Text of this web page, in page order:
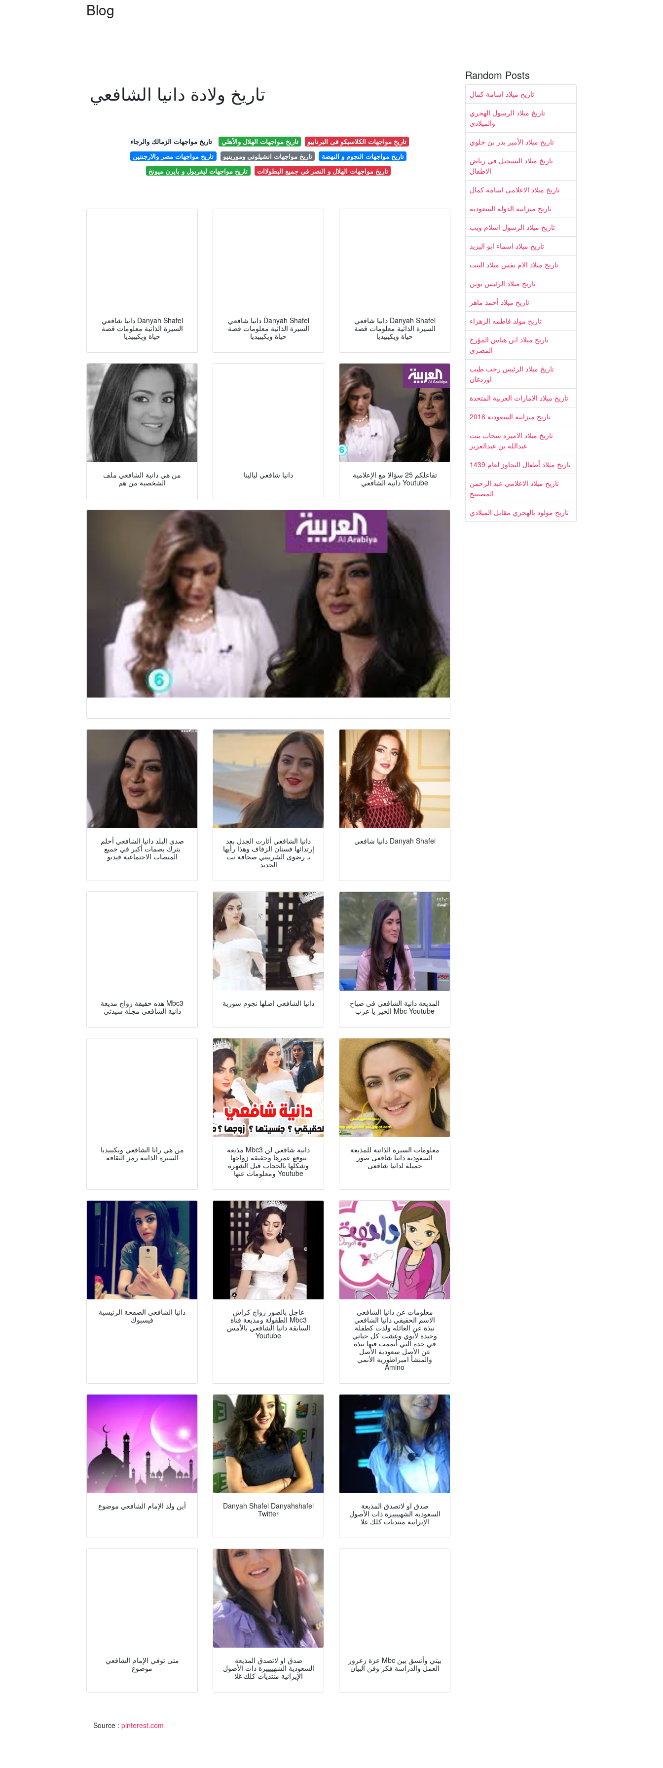
Blog
تاريخ ولادة دانيا الشافعي
تاريخ مواجهات الزمالك والرجاء تاريخ مواجهات الهلال والأهلي
تاريخ مواجهات الكلاسيكو فى البرنابيو
تاريخ مواجهات مصر والارجنتين
تاريخ مواجهات انشيلوتي ومورينيو
تاريخ مواجهات النجوم و النهضة
تاريخ مواجهات ليفربول و بايرن ميونخ
تاريخ مواجهات الهلال و النصر في جميع البطولاات
دانيا شافعي Danyah Shafei
السيرة الذاتية معلومات قصة
حياة ويكيبيديا
دانيا شافعي Danyah Shafei
السيرة الذاتية معلومات قصة
حياة ويكيبيديا
دانيا شافعي Danyah Shafei
السيرة الذاتية معلومات قصة
حياة ويكيبيديا
من هي دانية الشافعي ملف
الشخصية من هم
دانيا شافعي ليالينا
تفاعلكم 25 سؤالا مع الإعلامية
دانية الشافعي Youtube
صدى البلد دانيا الشافعي أحلم
بترك بصمات أكبر في جميع
المنصات الاجتماعية فيديو
دانيا الشافعي أثارت الجدل بعد
إرتدائها فستان الزفاف وهذا رأيها
بـ رضوى الشربيني صحافة نت
الجديد
دانيا شافعي Danyah Shafei
هذه حقيقة زواج مذيعة Mbc3
دانية الشافعي مجلة سيدتي
دانيا الشافعي اصلها نجوم سورية
المذيعة دانية الشافعي في صباح
الخير يا عرب Mbc Youtube
من هي رانا الشافعي ويكيبيديا
السيرة الذاتية رمز الثقافة
مذيعة Mbc3 دانية شافعي لن
تتوقع عمرها وحقيقة زواجها
وشكلها بالحجاب قبل الشهرة
ومعلومات عنها Youtube
معلومات السيرة الذاتية للمذيعة
السعودية دانيا شافعى صور
جميلة لدانيا شافعى
دانيا الشافعي الصفحة الرئيسية
فيسبوك
عاجل بالصور زواج كراش
الطفولة ومذيعة قناة Mbc3
السابقة دانيا الشافعي بالأمس
Youtube
معلومات عن دانيا الشافعي
الاسم الحقيقي دانيا الشافعي
نبذة عن العائله ولدت كطفلة
وحيدة لأبوي وعشت كل حياتي
في جدة التي أتممت فيها نبذة
عن الأصل سعودية الأصل
والمنشأ امبراطورية الأنمي
Amino
أين ولد الإمام الشافعي موضوع
Danyah Shafei Danyahshafei
Twitter
صدق او لاتصدق المذيعة
السعودية الشهييييرة ذات الأصول
الإيرانية منتديات كلك غلا
متى توفي الإمام الشافعي
موضوع
صدق او لاتصدق المذيعة
السعودية الشهييييرة ذات الأصول
الإيرانية منتديات كلك غلا
عزة زعرور Mbc بيتي وأنسق بين
العمل والدراسة فكر وفن البيان
Source : pinterest.com
Random Posts
تاريخ ميلاد اسامة كمال
تاريخ ميلاد الرسول الهجري
والميلادي
تاريخ ميلاد الأمير بدر بن جلوي
تاريخ ميلاد التسجيل في رياض
الاطفال
تاريخ ميلاد الاعلامى اسامة كمال
تاريخ ميزانية الدوله السعوديه
تاريخ ميلاد الرسول اسلام ويب
تاريخ ميلاد اسماء ابو اليزيد
تاريخ ميلاد الام نفس ميلاد البنت
تاريخ ميلاد الرئيس بوتن
تاريخ ميلاد أحمد ماهر
تاريخ مولد فاطمه الزهراء
تاريخ ميلاد ابن هياس المؤرخ
المصري
تاريخ ميلاد الرئيس رجب طيب
اوردغان
تاريخ ميلاد الامارات العربية المتحدة
تاريخ ميزانية السعودية 2016
تاريخ ميلاد الاميره سحاب بنت
عبدالله بن عبدالعزيز
تاريخ ميلاد أطفال التجاوز لعام 1439
تاريخ ميلاد الاعلامي عبد الرحمن
المصيبيح
تاريخ مولود بالهجري مقابل الميلادي